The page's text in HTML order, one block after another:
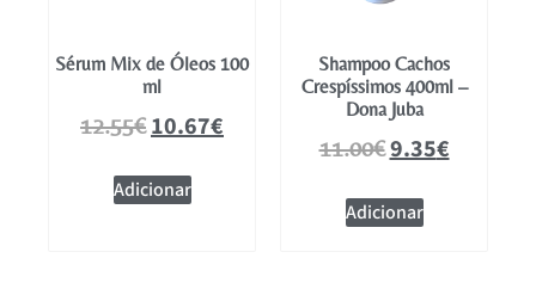
Sérum Mix de Óleos 100
ml
12.55€10.67€
Adicionar
Shampoo Cachos
Crespíssimos 400ml –
Dona Juba
11.00€9.35€
Adicionar